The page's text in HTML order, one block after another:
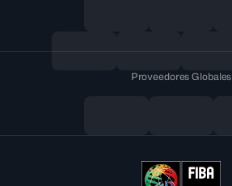
Proveedores Globales